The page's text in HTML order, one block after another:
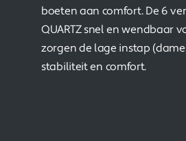
boeten aan comfort. De 6
QUARTZ snel en wendbaar
zorgen de lage instap
stabiliteit en comfort.